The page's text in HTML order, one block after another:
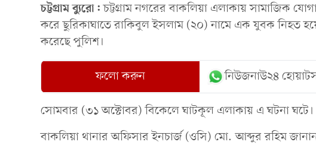
চট্টগ্রামব্যুরো:চট্টগ্রাম নগরের বাকলিয়া এলাকায় সামাজিক
করে ছুরিকাঘাতে রাকিবুল ইসলাম (২০) নামে এক যুবক নিহত
করেছে পুলিশ।
ফলো করুন নিউজনাউ২৪
সোমবার (৩১ অক্টোবর) বিকেলে ঘাটকূল এলাকায় এ ঘটনা ঘটে।
বাকলিয়া থানার অফিসার ইনচার্জ (ওসি) মো. আব্দুর রহিম